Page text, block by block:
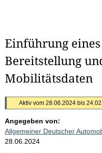
Einführung eines
Bereitstellung
Mobilitätsdaten
Aktiv vom 28.06.2024 bis
Angegeben von:
Allgemeiner Deutscher
28.06.2024